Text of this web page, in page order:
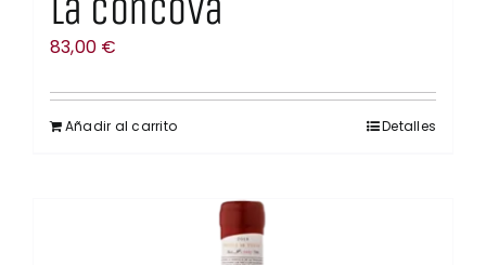
La Cóncova
83,00 €
Añadir al carrito Detalles